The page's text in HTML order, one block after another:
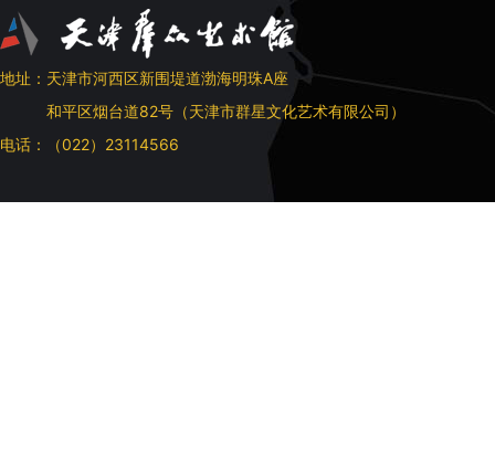
地址：天津市河西区新围堤道渤海明珠A座
和平区烟台道82号（天津市群星文化艺术有限公司）
电话：（022）23114566